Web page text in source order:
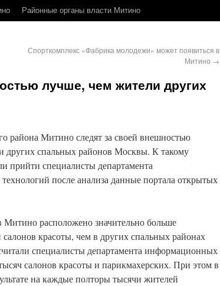
Районные органы власти Митино
Спорткомплекс «Фабрика молодежи» может появиться в
Митино →
лучше, чем жители других
района Митино следят за своей внешностью
других спальных районов Москвы. К такому
прийти специалисты департамента
после анализа данные портала открытых
Митино расположено значительно больше
красоты, чем в других спальных районах
специалисты департамента информационных
салонов красоты и парикмахерских. При этом в
на каждые полторы тысячи жителей